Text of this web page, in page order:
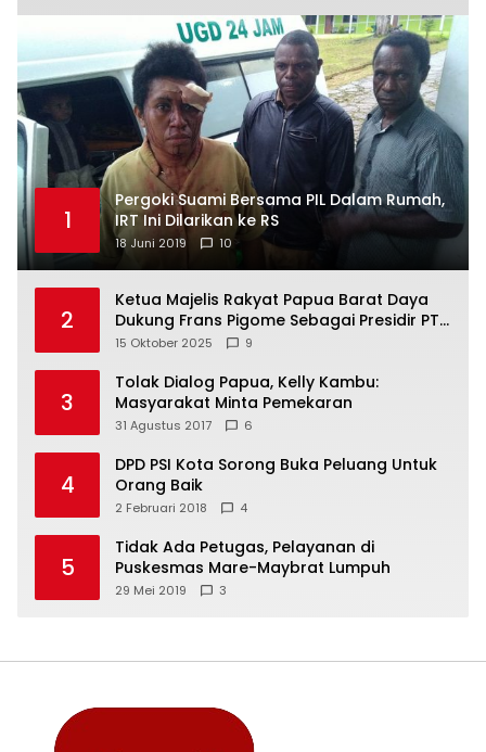
1
Pergoki Suami Bersama PIL Dalam Rumah,
IRT Ini Dilarikan ke RS
18 Juni 2019 10
2
Ketua Majelis Rakyat Papua Barat Daya
Dukung Frans Pigome Sebagai Presidir PT
Freeport Indonesia
15 Oktober 2025 9
3
Tolak Dialog Papua, Kelly Kambu:
Masyarakat Minta Pemekaran
31 Agustus 2017 6
4
DPD PSI Kota Sorong Buka Peluang Untuk
Orang Baik
2 Februari 2018 4
5
Tidak Ada Petugas, Pelayanan di
Puskesmas Mare-Maybrat Lumpuh
29 Mei 2019 3